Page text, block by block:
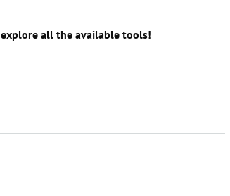
all the available tools!